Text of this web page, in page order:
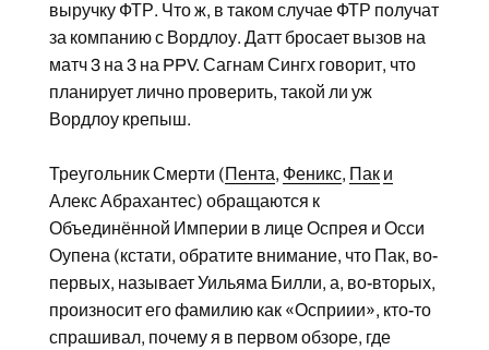
выручку ФТР. Что ж, в таком случае ФТР получат
за компанию с Вордлоу. Датт бросает вызов на
матч 3 на 3 на PPV. Сагнам Сингх говорит, что
планирует лично проверить, такой ли уж
Вордлоу крепыш.
Треугольник Смерти (Пента, Феникс, Пак и
Алекс Абрахантес) обращаются к
Объединённой Империи в лице Оспрея и Осси
Оупена (кстати, обратите внимание, что Пак, во-
первых, называет Уильяма Билли, а, во-вторых,
произносит его фамилию как «Осприии», кто-то
спрашивал, почему я в первом обзоре, где